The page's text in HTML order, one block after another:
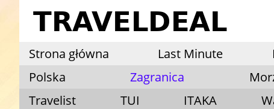
Strona główna Last Minute
Polska
Zagranica
Travelist
TUI ITAKA